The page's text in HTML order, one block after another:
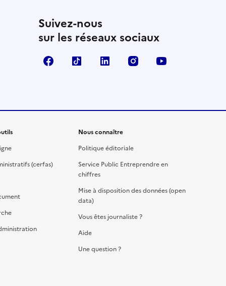
Suivez-nous
sur les réseaux sociaux
FacebookTikTok Linkedin Instagram
(cerfas)
Nous connaître
Politique éditoriale
Service Public Entreprendre en
chiffres
Mise à disposition des données (open
data)
Vous êtes journaliste ?
Aide
Une question ?